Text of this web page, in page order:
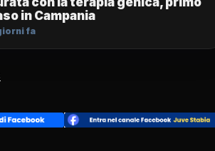
in Campania
fa